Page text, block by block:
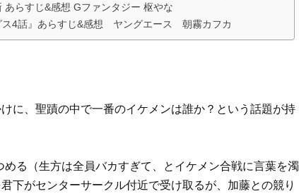
らすじ&感想 Gファンタジー 枢やな
ス4話』あらすじ&感想 ヤングエース 朝霧カフカ
に、聖蹟の中で一番のイケメンは誰か？という話題が持
る（生方は全員バカすぎて、とイケメン合戦に言葉を濁
下がセンターサークル付近で受け取るが、加藤との競り